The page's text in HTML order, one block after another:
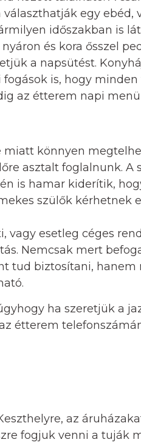
egy ebéd,
időszakban is
és kora ősszel
a napsütést.
is, hogy
az étterem napi
miatt könnyen
asztalt foglalnunk. A
is hamar kiderítik,
szülők kérhetnek
vagy esetleg céges
Nemcsak mert
tud biztosítani, hanem
ha szeretjük a
étterem
az
fogjuk venni a tuják